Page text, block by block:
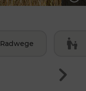
Radwege